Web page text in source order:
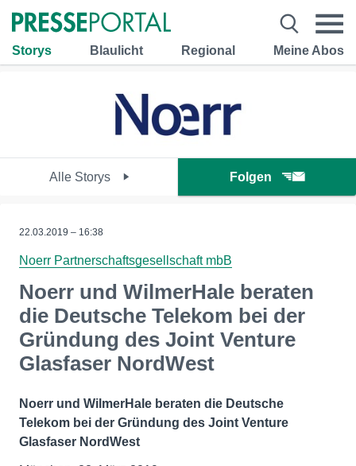
Storys Blaulicht Regional Meine Abos
Alle Storys Folgen
22.03.2019 – 16:38
Noerr Partnerschaftsgesellschaft mbB
Noerr und WilmerHale beraten
die Deutsche Telekom bei der
Gründung des Joint Venture
Glasfaser NordWest
Noerr und WilmerHale beraten die Deutsche
Telekom bei der Gründung des Joint Venture
Glasfaser NordWest